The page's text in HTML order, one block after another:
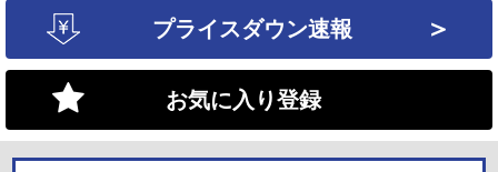
プライスダウン速報 ＞
お気に入り登録